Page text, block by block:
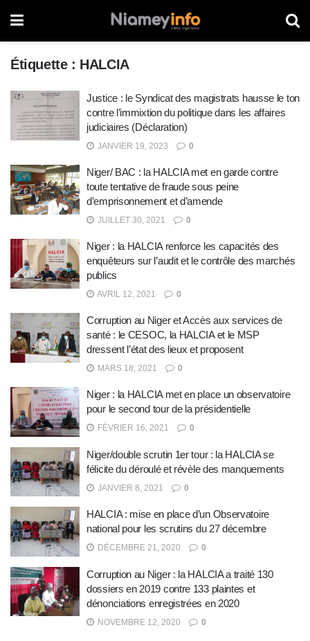
Étiquette : HALCIA
Justice : le Syndicat des magistrats hausse le ton
contre l’immixtion du politique dans les affaires
judiciaires (Déclaration)
JANVIER 19, 2023 0
Niger/ BAC : la HALCIA met en garde contre
toute tentative de fraude sous peine
d’emprisonnement et d’amende
JUILLET 30, 2021 0
Niger : la HALCIA renforce les capacités des
enquêteurs sur l’audit et le contrôle des marchés
publics
AVRIL 12, 2021 0
Corruption au Niger et Accès aux services de
santé : le CESOC, la HALCIA et le MSP
dressent l’état des lieux et proposent
MARS 18, 2021 0
Niger : la HALCIA met en place un observatoire
pour le second tour de la présidentielle
FÉVRIER 16, 2021 0
Niger/double scrutin 1er tour : la HALCIA se
félicite du déroulé et révèle des manquements
JANVIER 8, 2021 0
HALCIA : mise en place d’un Observatoire
national pour les scrutins du 27 décembre
DÉCEMBRE 21, 2020 0
Corruption au Niger : la HALCIA a traité 130
dossiers en 2019 contre 133 plaintes et
dénonciations enregistrées en 2020
NOVEMBRE 12, 2020 0